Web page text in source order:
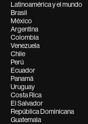
Latinoamérica y el mundo
Brasil
México
Argentina
Colombia
Venezuela
Chile
Perú
Ecuador
Panamá
Uruguay
Costa Rica
El Salvador
República Dominicana
Guatemala